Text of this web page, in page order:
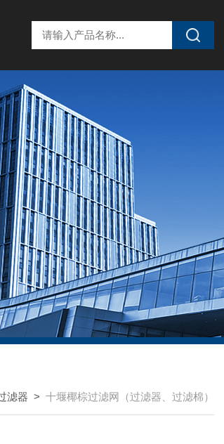
滤器 > 十堰椰棕过滤网（过滤器、过滤棉）